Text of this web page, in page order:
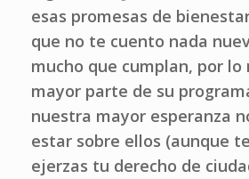
esas promesas de
que no te cuento nada
mucho que cumplan, por lo
mayor parte de su
nuestra mayor esperanza
estar sobre ellos (aunque
ejerzas tu derecho de